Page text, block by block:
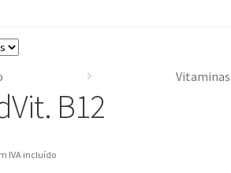
como Profissional
Vitaminas
B12
IVA incluído